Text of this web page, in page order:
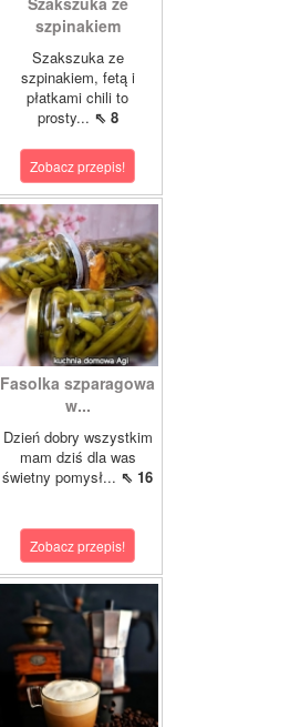
szpinakiem
Szakszuka ze
szpinakiem, fetą i
płatkami chili to
prosty... ⇖ 8
Zobacz przepis!
Fasolka szparagowa
w...
Dzień dobry wszystkim
mam dziś dla was
świetny pomysł... ⇖ 16
Zobacz przepis!